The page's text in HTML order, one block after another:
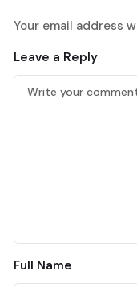
Your email address
Leave a Reply
Full Name